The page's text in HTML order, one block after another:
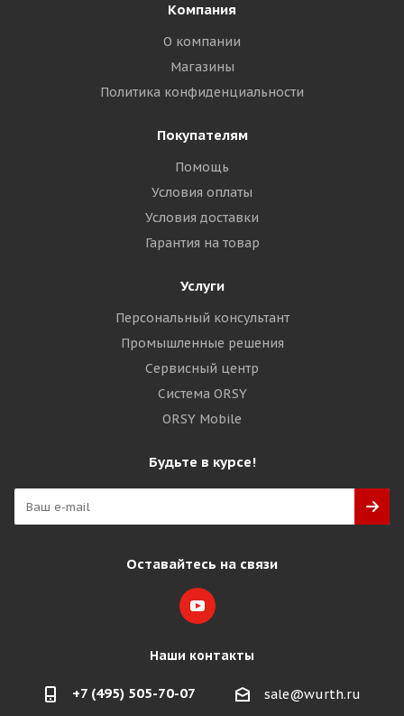
Компания
О компании
Магазины
Политика конфиденциальности
Покупателям
Помощь
Условия оплаты
Условия доставки
Гарантия на товар
Услуги
Персональный консультант
Промышленные решения
Сервисный центр
Система ORSY
ORSY Mobile
Будьте в курсе!
Оставайтесь на связи
Наши контакты
+7 (495) 505-70-07 sale@wurth.ru